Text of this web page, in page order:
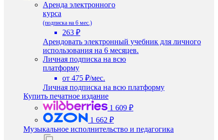
Аренда электронного
курса
(подписка на 6 мес.)
263 ₽
Арендовать электронный учебник для личного
использования на 6 месяцев.
Личная подписка на всю
платформу
от 475 ₽/мес.
Личная подписка на всю платформу
Купить печатное издание
1 609 ₽
1 662 ₽
Музыкальное исполнительство и педагогика